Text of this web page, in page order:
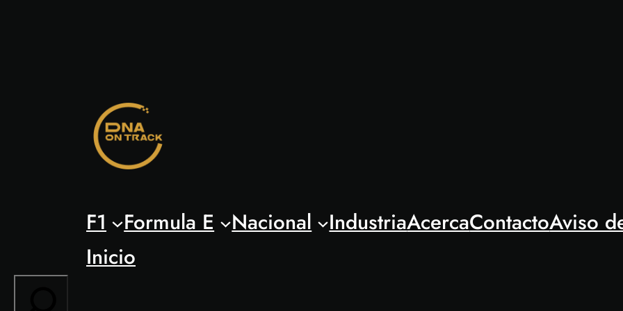
F1 Formula E Nacional IndustriaAcercaContactoAviso
Inicio